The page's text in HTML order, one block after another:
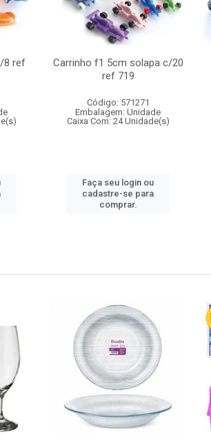
8 ref
Carrinho f1 5cm solapa c/20
ref 719
Código: 571271
Embalagem: Unidade
Caixa Com: 24 Unidade(s)
Faça seu login ou
cadastre-se para
comprar.